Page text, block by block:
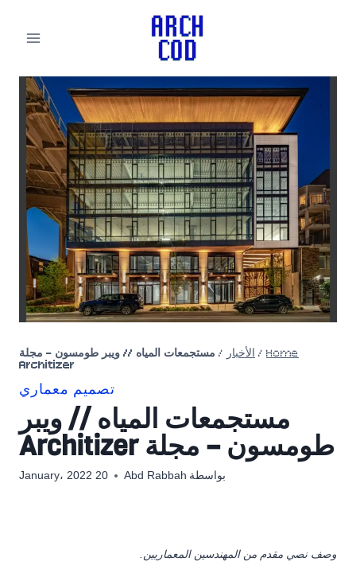
Home
/ الأخبار / مستجمعات المياه // ويبر طومسون – مجلة
Architizer
تصميم معماري
مستجمعات المياه // ويبر
طومسون – مجلة Architizer
بواسطة Abd Rabbah 20 January، 2022
وصف نصي مقدم من المهندسين المعماريين.